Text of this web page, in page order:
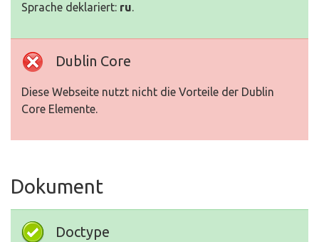
Sprache deklariert: ru.
Dublin Core
Diese Webseite nutzt nicht die Vorteile der Dublin
Core Elemente.
Dokument
Doctype